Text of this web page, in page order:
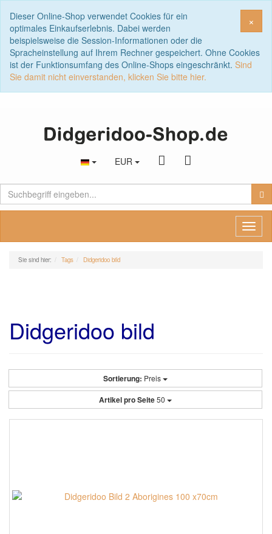
×
Dieser Online-Shop verwendet Cookies für ein
optimales Einkaufserlebnis. Dabei werden
beispielsweise die Session-Informationen oder die
Spracheinstellung auf Ihrem Rechner gespeichert. Ohne Cookies
ist der Funktionsumfang des Online-Shops eingeschränkt. Sind
Sie damit nicht einverstanden, klicken Sie bitte hier.
EUR
Sie sind hier: Tags Didgeridoo bild
Didgeridoo bild
Sortierung: Preis
Artikel pro Seite50